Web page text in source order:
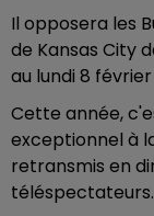
Il opposera les
de Kansas City
au lundi 8
Cette année,
exceptionnel à
retransmis en
téléspectateurs.